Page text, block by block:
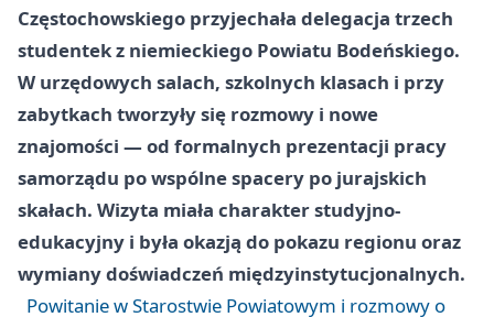
Częstochowskiego przyjechała delegacja trzech
studentek z niemieckiego Powiatu Bodeńskiego.
W urzędowych salach, szkolnych klasach i przy
zabytkach tworzyły się rozmowy i nowe
znajomości — od formalnych prezentacji pracy
samorządu po wspólne spacery po jurajskich
skałach. Wizyta miała charakter studyjno-
edukacyjny i była okazją do pokazu regionu oraz
wymiany doświadczeń międzyinstytucjonalnych.
Powitanie w Starostwie Powiatowym i rozmowy o